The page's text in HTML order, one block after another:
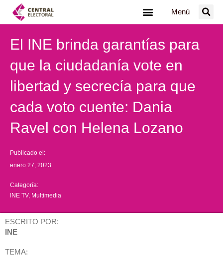
Menú
El INE brinda garantías para
que la ciudadanía vote en
libertad y secrecía para que
cada voto cuente: Dania
Ravel con Helena Lozano
Publicado el:
enero 27, 2023
Categoría:
INE TV, Multimedia
ESCRITO POR:
INE
TEMA: